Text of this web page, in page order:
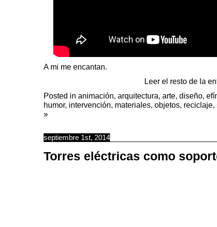
A mi me encantan.
Leer el resto de la
Posted in animación, arquitectura, arte, diseño,
humor, intervención, materiales, objetos, reciclaje,
»
septiembre 1st, 2014
Torres eléctricas como